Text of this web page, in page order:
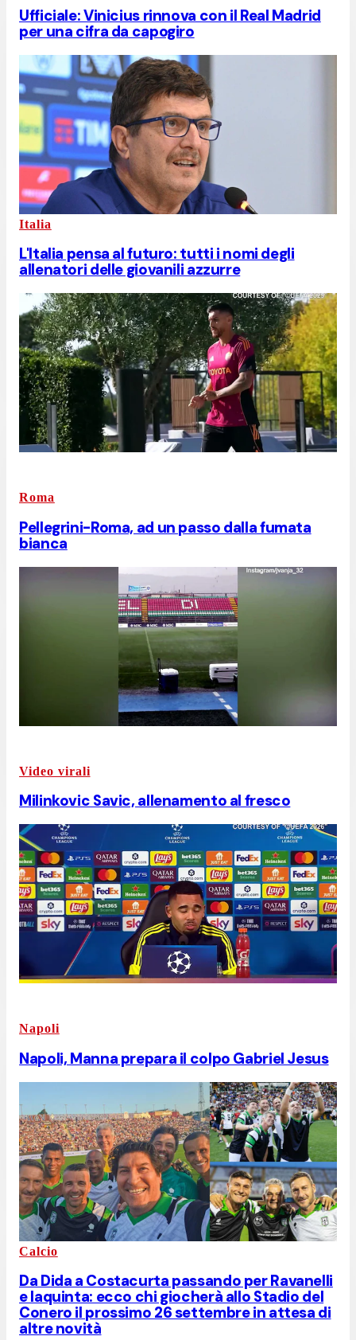
Ufficiale: Vinicius rinnova con il Real Madrid
per una cifra da capogiro
Italia
L'Italia pensa al futuro: tutti i nomi degli
allenatori delle giovanili azzurre
Roma
Pellegrini-Roma, ad un passo dalla fumata
bianca
Video virali
Milinkovic Savic, allenamento al fresco
Napoli
Napoli, Manna prepara il colpo Gabriel Jesus
Calcio
Da Dida a Costacurta passando per Ravanelli
e Iaquinta: ecco chi giocherà allo Stadio del
Conero il prossimo 26 settembre in attesa di
altre novità